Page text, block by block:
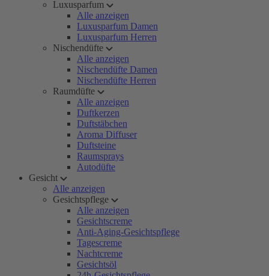
Luxusparfum
Alle anzeigen
Luxusparfum Damen
Luxusparfum Herren
Nischendüfte
Alle anzeigen
Nischendüfte Damen
Nischendüfte Herren
Raumdüfte
Alle anzeigen
Duftkerzen
Duftstäbchen
Aroma Diffuser
Duftsteine
Raumsprays
Autodüfte
Gesicht
Alle anzeigen
Gesichtspflege
Alle anzeigen
Gesichtscreme
Anti-Aging-Gesichtspflege
Tagescreme
Nachtcreme
Gesichtsöl